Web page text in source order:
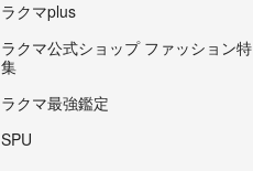
ラクマplus
ラクマ公式ショップ ファッション特
集
ラクマ最強鑑定
SPU